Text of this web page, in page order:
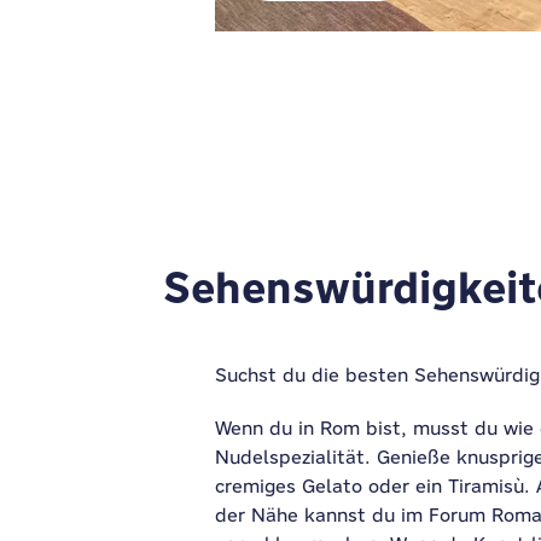
Suchst du die besten
Wenn du in Rom bist, musst du
Nudelspezialität. Genieße
cremiges Gelato oder ein
der Nähe kannst du im Forum